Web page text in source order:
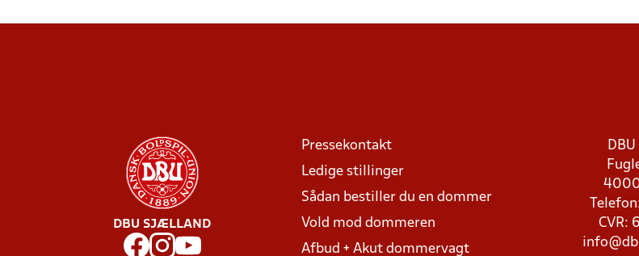
DBU SJÆLLAND
Pressekontakt
Ledige stillinger
Sådan bestiller du en dommer
Vold mod dommeren
Afbud + Akut dommervagt
CVR: